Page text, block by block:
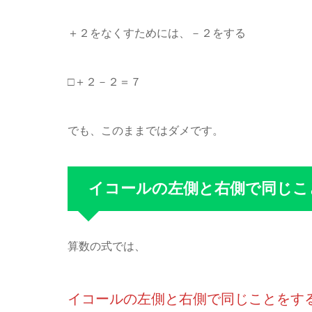
＋２をなくすためには、－２をする
□＋２－２＝７
でも、このままではダメです。
イコールの左側と右側で同じ
算数の式では、
イコールの左側と右側で同じことをす